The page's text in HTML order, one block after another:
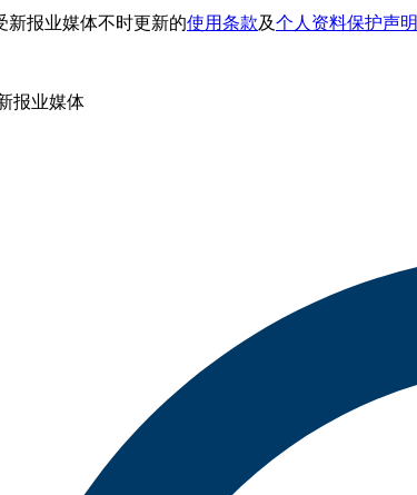
新报业媒体不时更新的使用条款及个人资料保护声明
报业媒体